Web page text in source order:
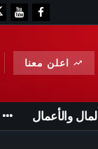
اعلن معنا
المال والأعمال